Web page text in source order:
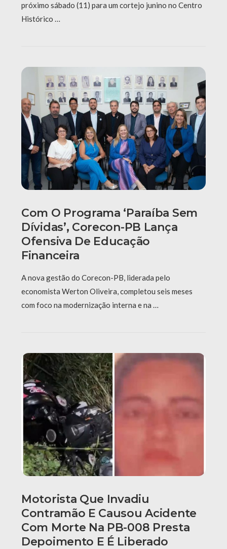
próximo sábado (11) para um cortejo junino no Centro
Histórico …
Com O Programa ‘Paraíba Sem
Dívidas’, Corecon-PB Lança
Ofensiva De Educação
Financeira
A nova gestão do Corecon-PB, liderada pelo
economista Werton Oliveira, completou seis meses
com foco na modernização interna e na …
Motorista Que Invadiu
Contramão E Causou Acidente
Com Morte Na PB-008 Presta
Depoimento E É Liberado